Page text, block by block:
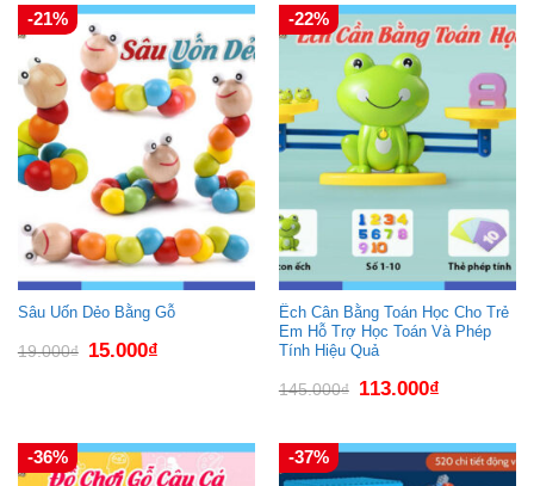
-21%
Sâu Uốn Dẻo Bằng Gỗ
19.000₫
Giá
gốc
15.000₫Giá
hiện
-22%
Ếch Cân Bằng Toán Học Cho Trẻ
Em Hỗ Trợ Học Toán Và Phép
Tính Hiệu Quả
145.000₫
Giá
gốc
113.000₫Giá
hiện
113.000₫.
-36% -37%